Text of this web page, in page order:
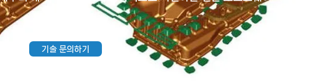
기술 문의하기